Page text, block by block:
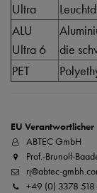
Ultra
ALU
Ultra 6
die
PET
EU Verantwortlicher
ABTEC GmbH
Prof.-Brunolf-
rj@abtec-
+49 (0) 3378